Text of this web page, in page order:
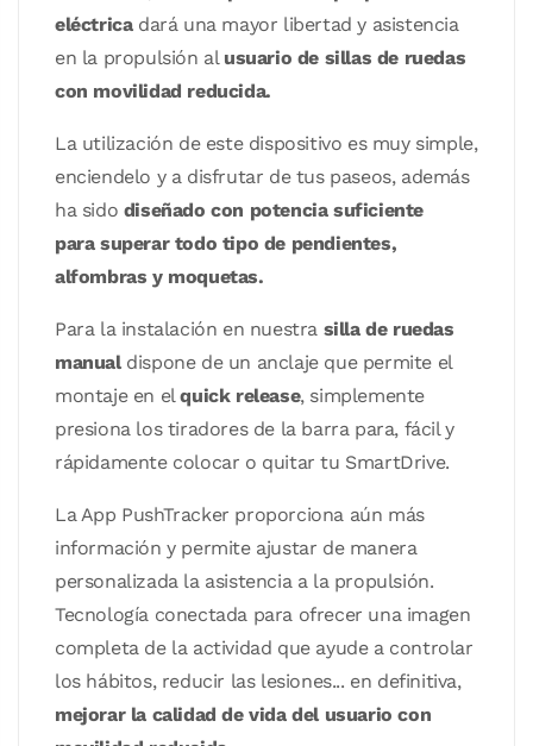
eléctricadará una mayor libertad y asistencia
en la propulsión al usuario de sillas de ruedas
con movilidad reducida.
La utilización de este dispositivo es muy simple,
enciendelo y a disfrutar de tus paseos, además
ha sido diseñado con potencia suficiente
para superar todo tipo de pendientes,
alfombras y moquetas.
Para la instalación en nuestra silla de ruedas
manualdispone de un anclaje que permite el
montaje en elquick release, simplemente
presiona los tiradores de la barra para, fácil y
rápidamente colocar o quitar tu SmartDrive.
La App PushTracker proporciona aún más
información y permite ajustar de manera
personalizada la asistencia a la propulsión.
Tecnología conectada para ofrecer una imagen
completa de la actividad que ayude a controlar
los hábitos, reducir las lesiones... en definitiva,
mejorar la calidad de vida del usuario con